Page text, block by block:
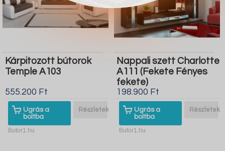
Kárpitozott bútorok
Temple A103
555.200 Ft
Ugrás a
boltba
Részletek
Butor1.hu
Nappali szett Charlotte
A111 (Fekete Fényes
fekete)
198.900 Ft
Ugrás a
boltba
Részletek
Butor1.hu